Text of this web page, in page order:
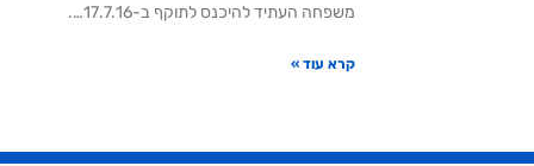
משפחה העתיד להיכנס לתוקף ב-17.7.16….
קרא עוד »